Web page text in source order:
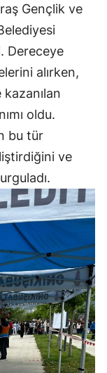
Gençlik ve
Dereceye
alırken,
oldu.
bu tür
ve